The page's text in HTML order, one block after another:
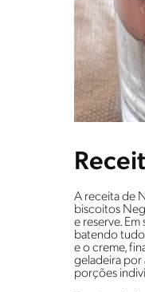
A receita de
biscoitos
e reserve.
batendo
e o creme,
geladeira por
porções